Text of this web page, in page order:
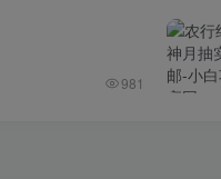
981